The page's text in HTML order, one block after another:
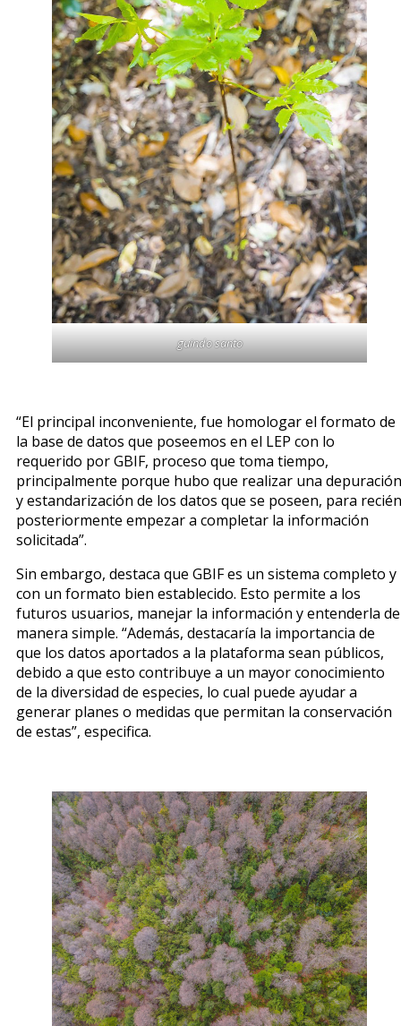
guindo santo
“El principal inconveniente, fue homologar el formato de
la base de datos que poseemos en el LEP con lo
requerido por GBIF, proceso que toma tiempo,
principalmente porque hubo que realizar una depuración
y estandarización de los datos que se poseen, para recién
posteriormente empezar a completar la información
solicitada”.
Sin embargo, destaca que GBIF es un sistema completo y
con un formato bien establecido. Esto permite a los
futuros usuarios, manejar la información y entenderla de
manera simple. “Además, destacaría la importancia de
que los datos aportados a la plataforma sean públicos,
debido a que esto contribuye a un mayor conocimiento
de la diversidad de especies, lo cual puede ayudar a
generar planes o medidas que permitan la conservación
de estas”, especifica.